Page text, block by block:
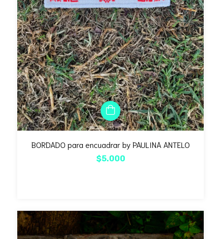
BORDADO para encuadrar by PAULINA ANTELO
$5.000